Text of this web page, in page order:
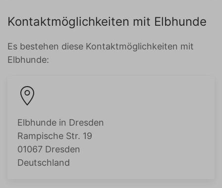
Kontaktmöglichkeiten mit Elbhunde
Es bestehen diese Kontaktmöglichkeiten mit
Elbhunde:
Elbhunde in Dresden
Rampische Str. 19
01067 Dresden
Deutschland